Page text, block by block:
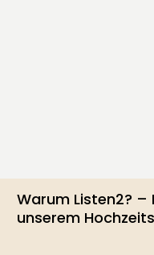
Warum Listen2?
unserem